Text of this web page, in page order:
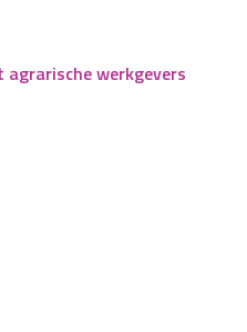
werkgevers